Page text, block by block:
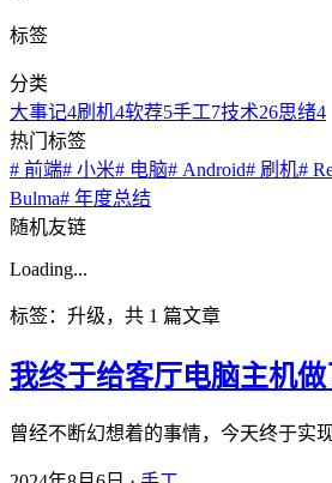
标签
分类
大事记4刷机4软荐5手工7技术26思绪4
热门标签
# 前端# 小米# 电脑# Android# 刷机#
Bulma# 年度总结
随机友链
Loading...
标签：升级，共 1 篇文章
我终于给客厅电脑主机
曾经不断幻想着的事情，今天终于实现